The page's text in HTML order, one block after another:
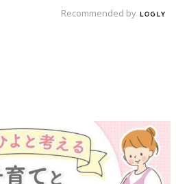
Recommended by
妊婦の感染症対策、知っておいて！